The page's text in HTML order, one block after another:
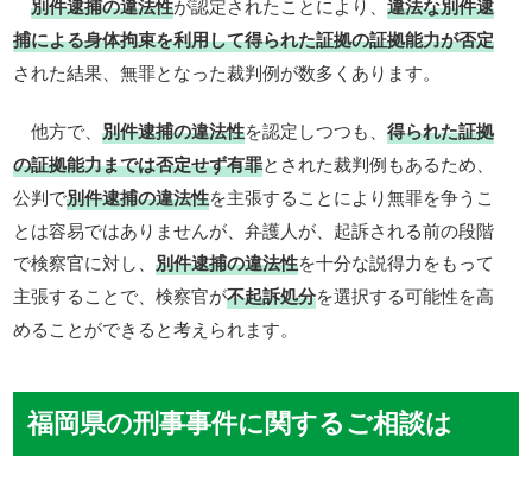
別件逮捕の違法性が認定されたことにより、違法な別件逮
捕による身体拘束を利用して得られた証拠の証拠能力が否定
された結果、無罪となった裁判例が数多くあります。
他方で、別件逮捕の違法性を認定しつつも、得られた証拠
の証拠能力までは否定せず有罪とされた裁判例もあるため、
公判で別件逮捕の違法性を主張することにより無罪を争うこ
とは容易ではありませんが、弁護人が、起訴される前の段階
で検察官に対し、別件逮捕の違法性を十分な説得力をもって
主張することで、検察官が不起訴処分を選択する可能性を高
めることができると考えられます。
福岡県の刑事事件に関するご相談は